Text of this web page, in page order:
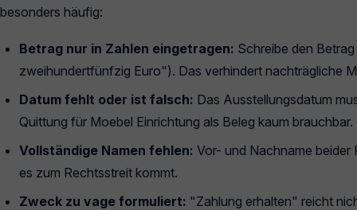
besonders häufig:
Betrag nur in Zahlen eingetragen: Schreibe den
zweihundertfünfzig Euro"). Das verhindert nachträgliche
Datum fehlt oder ist falsch: Das Ausstellungsdatum
Quittung für Moebel Einrichtung als Beleg kaum brauchbar.
Vollständige Namen fehlen: Vor- und Nachname beider
es zum Rechtsstreit kommt.
Zweck zu vage formuliert: "Zahlung erhalten" reicht